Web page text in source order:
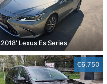
2018' Lexus Es Series
€6,750